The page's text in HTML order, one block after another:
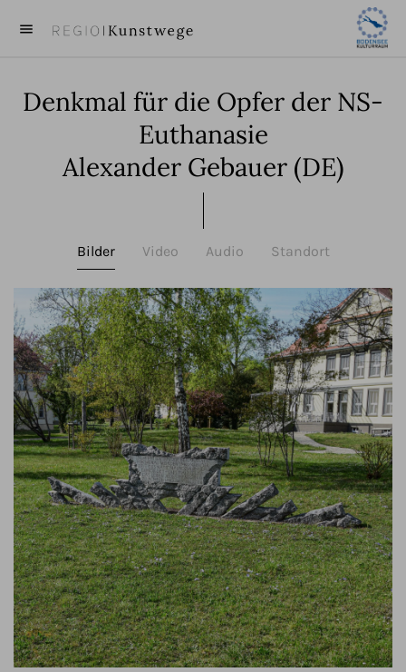
menu
close
KUNST
KÜNSTLER
BEITRÄGE
ÜBER UNS
Denkmal für die Opfer der NS-
Euthanasie
Alexander Gebauer (DE)
Bilder Video Audio Standort